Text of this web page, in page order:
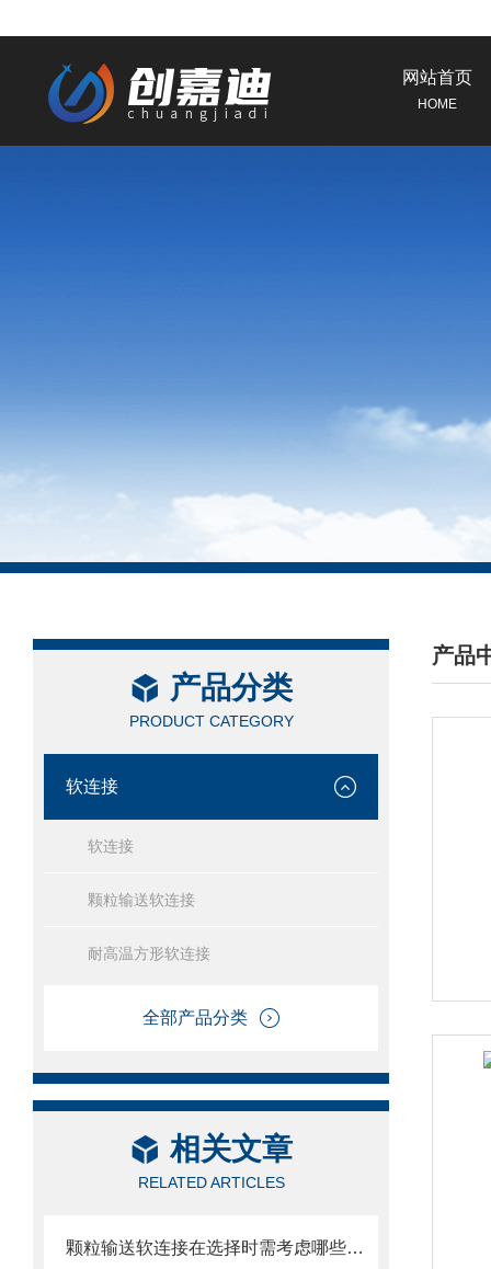
网站首页
HOME
产品分类
PRODUCT CATEGORY
软连接
软连接
颗粒输送软连接
耐高温方形软连接
全部产品分类
相关文章
RELATED ARTICLES
颗粒输送软连接在选择时需考虑哪些因素？
产品
/